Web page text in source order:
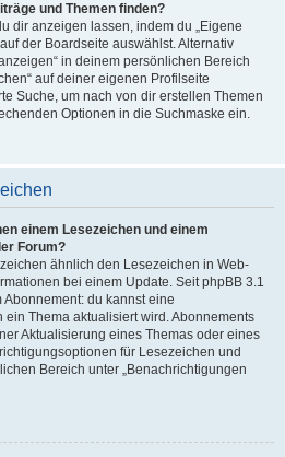
und Themen finden?
dir anzeigen lassen, indem du „Eigene
der Boardseite auswählst. Alternativ
in deinem persönlichen Bereich
auf deiner eigenen Profilseite
Suche, um nach von dir erstellen Themen
Optionen in die Suchmaske ein.
einem Lesezeichen und einem
Forum?
ähnlich den Lesezeichen in Web-
bei einem Update. Seit phpBB 3.1
du kannst eine
Thema aktualisiert wird. Abonnements
Aktualisierung eines Themas oder eines
für Lesezeichen und
Bereich unter „Benachrichtigungen